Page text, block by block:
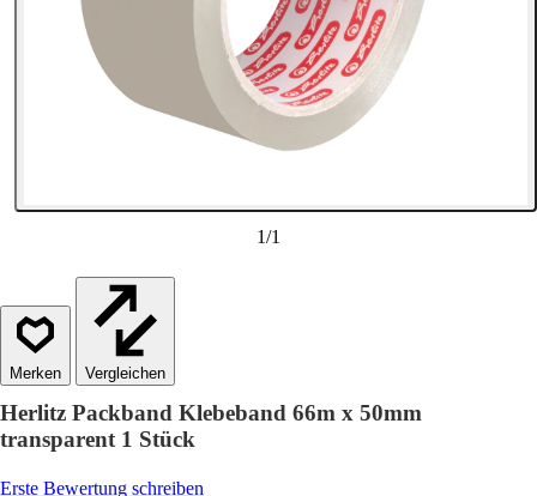
1/1
Vergleichen
Herlitz Packband Klebeband 66m x 50mm
transparent 1 Stück
Erste Bewertung schreiben